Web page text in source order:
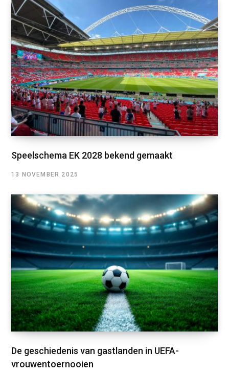
Speelschema EK 2028 bekend gemaakt
13 NOVEMBER 2025
De geschiedenis van gastlanden in UEFA-
vrouwentoernooien